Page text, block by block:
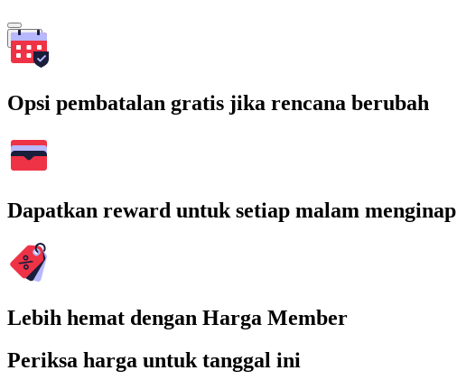
Cari
Opsi pembatalan gratis jika rencana berubah
Dapatkan reward untuk setiap malam menginap
Lebih hemat dengan Harga Member
Periksa harga untuk tanggal ini